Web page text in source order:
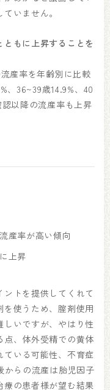
いません。
もに上昇することを
産率を年齢別に比較
、36~39歳14.9%、40
以降の流産率も上昇
産率が高い傾向
上昇
トを提供してくれて
使うため、腟剤使用
いですが、やはり性
、体外受精での黄体
いる可能性、不育症
からの流産は胎児因子
の患者様が望む結果